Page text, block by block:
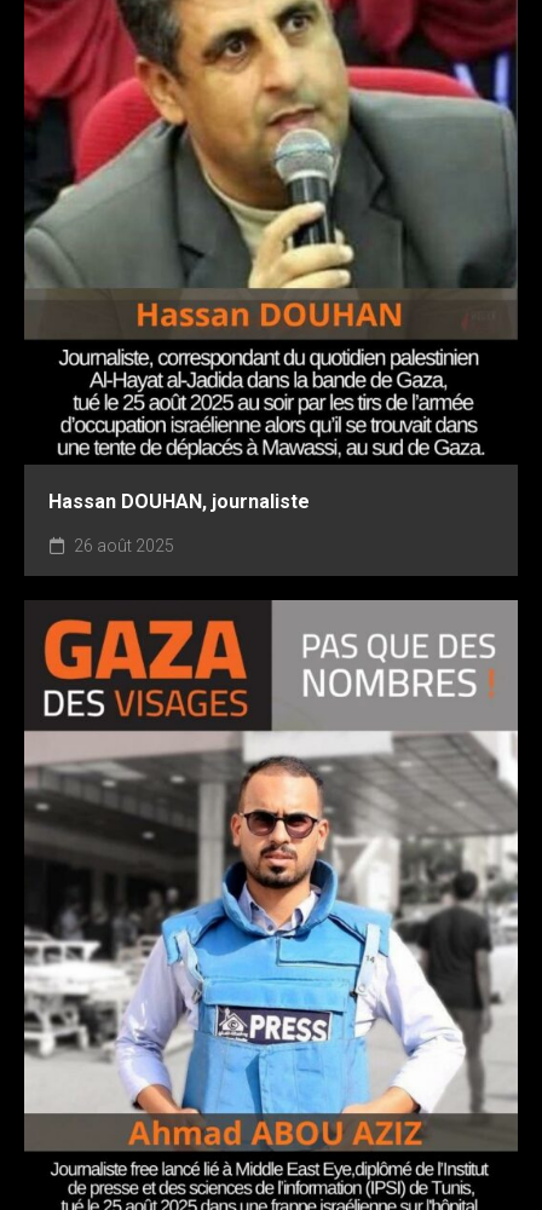
Hassan DOUHAN, journaliste
26 août 2025